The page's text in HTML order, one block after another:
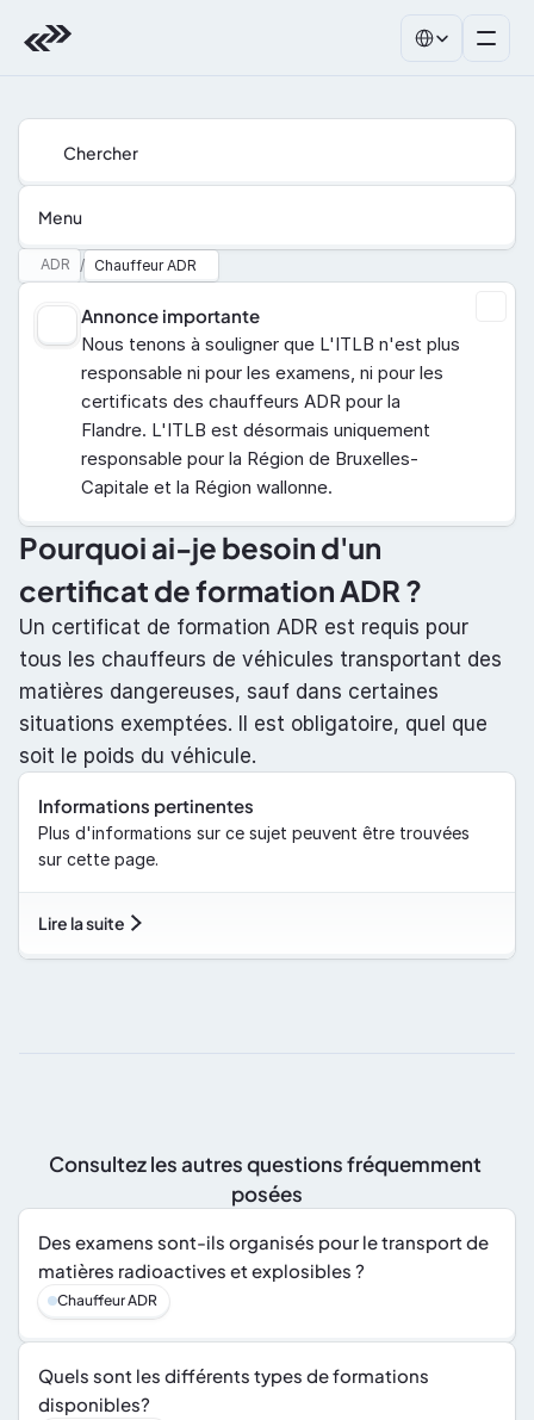
Menu
Chercher
ADR / Chauffeur ADR
Annonce importante
Nous tenons à souligner que L'ITLB n'est plus
responsable ni pour les examens, ni pour les
certificats des chauffeurs ADR pour la
Flandre. L'ITLB est désormais uniquement
responsable pour la Région de Bruxelles-
Capitale et la Région wallonne.
Pourquoi ai-je besoin d'un
certificat de formation ADR ?
Un certificat de formation ADR est requis pour
tous les chauffeurs de véhicules transportant des
matières dangereuses, sauf dans certaines
situations exemptées. Il est obligatoire, quel que
soit le poids du véhicule.
Informations pertinentes
Plus d'informations sur ce sujet peuvent être trouvées
sur cette page.
Lire la suite
Consultez les autres questions fréquemment
posées
Des examens sont-ils organisés pour le transport de
matières radioactives et explosibles ?
Chauffeur ADR
Quels sont les différents types de formations
disponibles?